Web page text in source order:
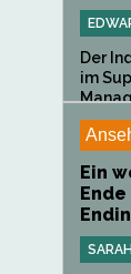
Der
im
Ein
Ende